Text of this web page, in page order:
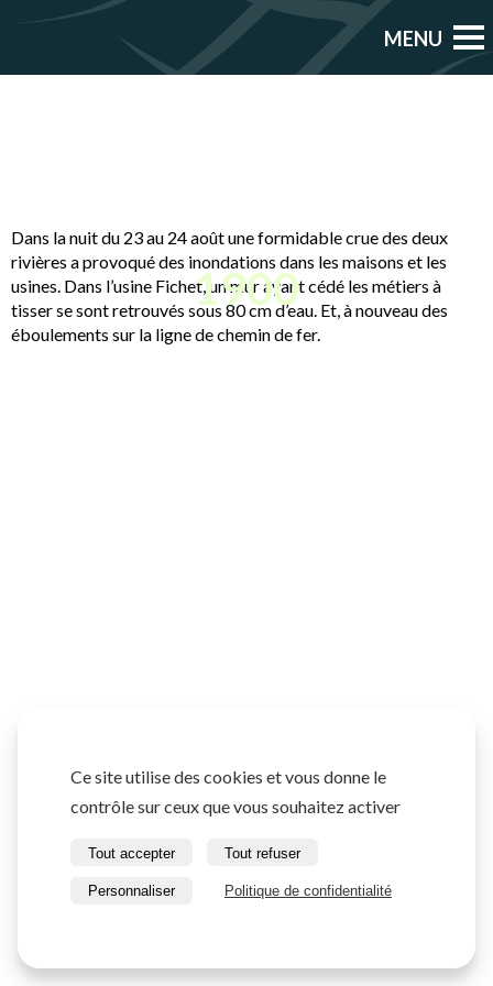
1900
Dans la nuit du 23 au 24 août une formidable crue des deux
rivières a provoqué des inondations dans les maisons et les
usines. Dans l’usine Fichet, un mur ayant cédé les métiers à
tisser se sont retrouvés sous 80 cm d’eau. Et, à nouveau des
éboulements sur la ligne de chemin de fer.
Ce site utilise des cookies et vous donne le
contrôle sur ceux que vous souhaitez activer
Tout accepter Tout refuser
Personnaliser Politique de confidentialité